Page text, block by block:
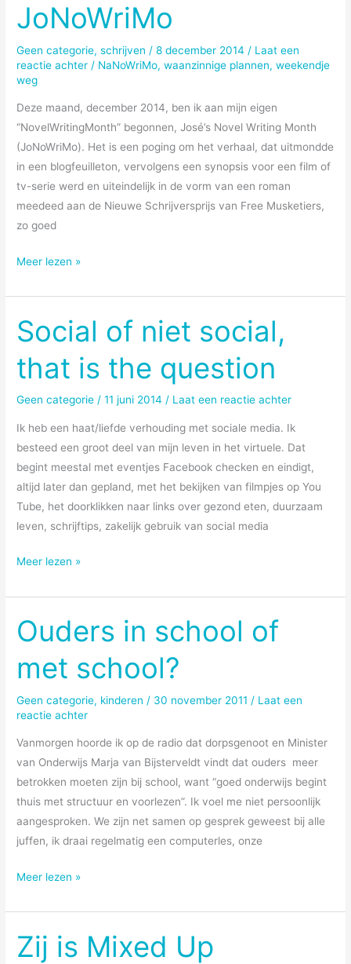
JoNoWriMo
Geen categorie,schrijven /8 december 2014 / Laat een
reactie achter / NaNoWriMo,waanzinnige plannen,weekendje
weg
Deze maand, december 2014, ben ik aan mijn eigen
“NovelWritingMonth” begonnen, José’s Novel Writing Month
(JoNoWriMo). Het is een poging om het verhaal, dat uitmondde
in een blogfeuilleton, vervolgens een synopsis voor een film of
tv-serie werd en uiteindelijk in de vorm van een roman
meedeed aan de Nieuwe Schrijversprijs van Free Musketiers,
zo goed
JoNoWriMo
Meer lezen »
Social of niet social,
that is the question
Geen categorie /11 juni 2014 / Laat een reactie achter
Ik heb een haat/liefde verhouding met sociale media. Ik
besteed een groot deel van mijn leven in het virtuele. Dat
begint meestal met eventjes Facebook checken en eindigt,
altijd later dan gepland, met het bekijken van filmpjes op You
Tube, het doorklikken naar links over gezond eten, duurzaam
leven, schrijftips, zakelijk gebruik van social media
Social
niet
social,
that
the
question
Meer lezen »
Ouders in school of
met school?
Geen categorie, kinderen / 30 november 2011 / Laat een
reactie achter
Vanmorgen hoorde ik op de radio dat dorpsgenoot en Minister
van Onderwijs Marja van Bijsterveldt vindt dat ouders meer
betrokken moeten zijn bij school, want “goed onderwijs begint
thuis met structuur en voorlezen”. Ik voel me niet persoonlijk
aangesproken. We zijn net samen op gesprek geweest bij alle
juffen, ik draai regelmatig een computerles, onze
Ouders
school
of
met
Meer lezen »
Zij is Mixed Up